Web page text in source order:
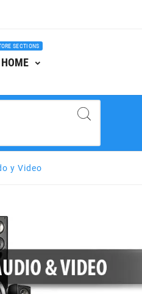
HOME
SECTIONS
y Video